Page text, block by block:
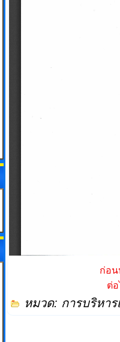
ก่อ
ต่
หมวด: การบริหา